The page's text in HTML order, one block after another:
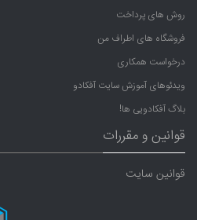
روش های پرداخت
فروشگاه های اطراف من
درخواست همکاری
ویدئوهای آموزش سایت آفکادو
بلاگ آفکادویی ها!
قوانین و مقررات
قوانین سایت